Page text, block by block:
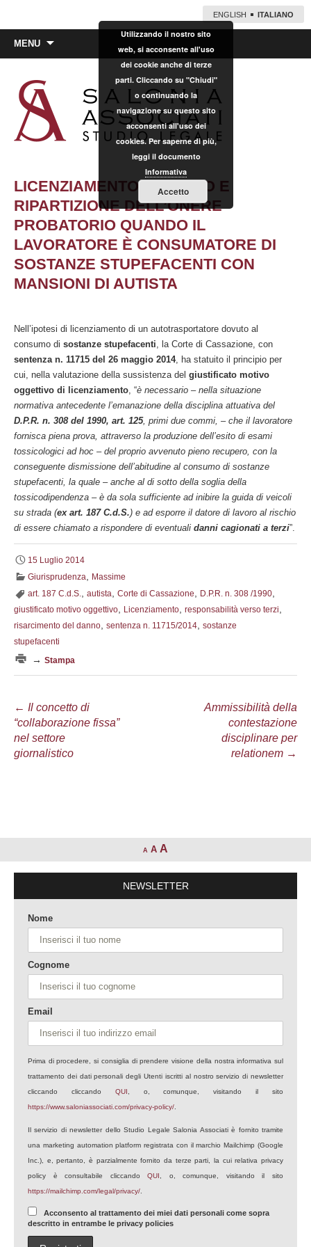
ENGLISH ITALIANO
MENU
LICENZIAMENTO PER GMO E
RIPARTIZIONE DELL’ONERE
PROBATORIO QUANDO IL
LAVORATORE È CONSUMATORE DI
SOSTANZE STUPEFACENTI CON
MANSIONI DI AUTISTA
Nell’ipotesi di licenziamento di un autotrasportatore dovuto al
consumo di sostanze stupefacenti, la Corte di Cassazione, con
sentenza n. 11715 del 26 maggio 2014, ha statuito il principio per
cui, nella valutazione della sussistenza del giustificato motivo
oggettivo di licenziamento, “è necessario – nella situazione
normativa antecedente l’emanazione della disciplina attuativa del
D.P.R. n. 308 del 1990, art. 125, primi due commi, – che il lavoratore
fornisca piena prova, attraverso la produzione dell’esito di esami
tossicologici ad hoc – del proprio avvenuto pieno recupero, con la
conseguente dismissione dell’abitudine al consumo di sostanze
stupefacenti, la quale – anche al di sotto della soglia della
tossicodipendenza – è da sola sufficiente ad inibire la guida di veicoli
su strada (ex art. 187 C.d.S.) e ad esporre il datore di lavoro al rischio
di essere chiamato a rispondere di eventuali danni cagionati a terzi”.
15 Luglio 2014
Giurisprudenza
Massime
art. 187 C.d.S. autista Corte di Cassazione D.P.R. n. 308 /1990
giustificato motivo oggettivo Licenziamento responsabilità verso terzi
risarcimento del danno sentenza n. 11715/2014 sostanze
stupefacenti
→ Stampa
Navigazione
articolo
← Il concetto di
“collaborazione fissa”
nel settore
giornalistico
Ammissibilità della
contestazione
disciplinare per
relationem →
A A A
NEWSLETTER
Nome
Cognome
Email
Prima di procedere, si consiglia di prendere visione della nostra informativa sul
trattamento dei dati personali degli Utenti iscritti al nostro servizio di newsletter
cliccando cliccando QUI , o, comunque, visitando il sito
https://www.saloniassociati.com/privacy-policy/
Il servizio di newsletter dello Studio Legale Salonia Associati è fornito tramite
una marketing automation platform registrata con il marchio Mailchimp (Google
Inc.), e, pertanto, è parzialmente fornito da terze parti, la cui relativa privacy
policy è consultabile cliccandoQUI
, o, comunque, visitando il sito
https://mailchimp.com/legal/privacy/
Acconsento al trattamento dei miei dati personali come sopra
descritto in entrambe le privacy policies
Utilizzando il nostro sito
web, si acconsente all'uso
dei cookie anche di terze
parti. Cliccando su "Chiudi"
o continuando la
navigazione su questo sito
acconsenti all'uso dei
cookies. Per saperne di più,
leggi il documento
Informativa
Accetto